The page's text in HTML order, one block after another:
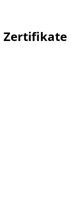
Zertifikate